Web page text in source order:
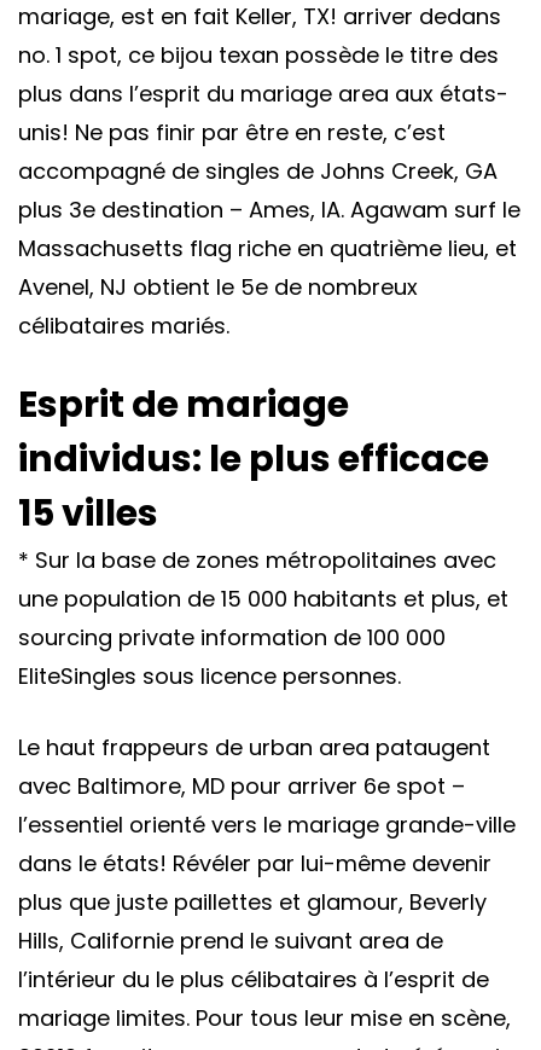
mariage, est en fait Keller, TX! arriver dedans
no. 1 spot, ce bijou texan possède le titre des
plus dans l’esprit du mariage area aux états-
unis! Ne pas finir par être en reste, c’est
accompagné de singles de Johns Creek, GA
plus 3e destination – Ames, IA. Agawam surf le
Massachusetts flag riche en quatrième lieu, et
Avenel, NJ obtient le 5e de nombreux
célibataires mariés.
Esprit de mariage
individus: le plus efficace
15 villes
* Sur la base de zones métropolitaines avec
une population de 15 000 habitants et plus, et
sourcing private information de 100 000
EliteSingles sous licence personnes.
Le haut frappeurs de urban area pataugent
avec Baltimore, MD pour arriver 6e spot –
l’essentiel orienté vers le mariage grande-ville
dans le états! Révéler par lui-même devenir
plus que juste paillettes et glamour, Beverly
Hills, Californie prend le suivant area de
l’intérieur du le plus célibataires à l’esprit de
mariage limites. Pour tous leur mise en scène,